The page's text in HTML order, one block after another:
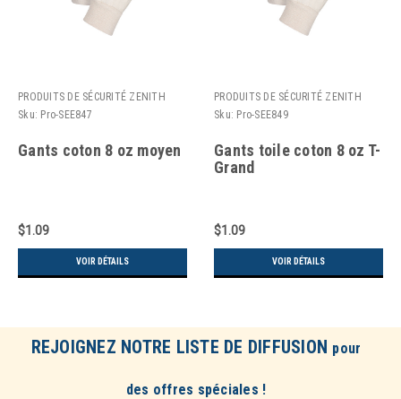
PRODUITS DE SÉCURITÉ ZENITH
Sku: Pro-SEE847
Gants coton 8 oz moyen
$1.09
VOIR DÉTAILS
PRODUITS DE SÉCURITÉ ZENITH
Sku: Pro-SEE849
Gants toile coton 8 oz T-
Grand
$1.09
VOIR DÉTAILS
REJOIGNEZ NOTRE LISTE DE DIFFUSION pour
des offres spéciales !